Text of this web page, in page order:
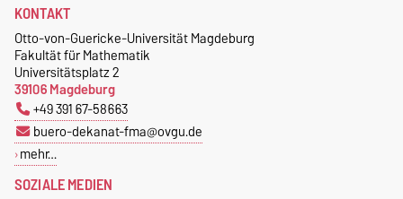
SOZIALE MEDIEN
KONTAKT
Otto-von-Guericke-Universität Magdeburg
Fakultät für Mathematik
Universitätsplatz 2
39106 Magdeburg
+49 391 67-58663
buero-dekanat-fma@ovgu.de
mehr…